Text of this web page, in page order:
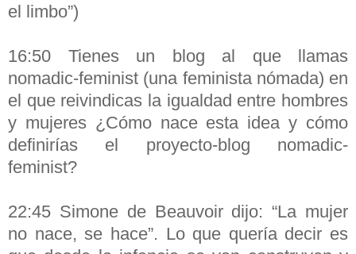
el limbo”)
16:50 Tienes un blog al que llamas
nomadic-feminist (una feminista nómada) en
el que reivindicas la igualdad entre hombres
y mujeres ¿Cómo nace esta idea y cómo
definirías el proyecto-blog nomadic-
feminist?
22:45 Simone de Beauvoir dijo: “La mujer
no nace, se hace”. Lo que quería decir es